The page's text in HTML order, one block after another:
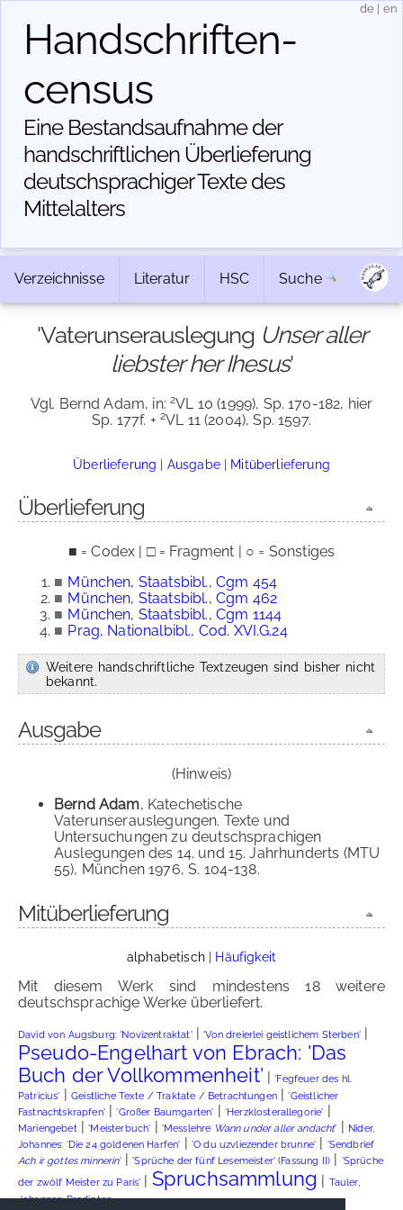
Handschriften­
census
Eine Bestandsaufnahme der
handschriftlichen Über­lieferung
deutschsprachiger Texte des
Mittelalters
de en
Verzeichnisse Literatur HSC Suche
'Vaterunserauslegung Unser aller
liebster her Ihesus'
Vgl. Bernd Adam, in:2VL 10 (1999), Sp. 170-182, hier
Sp. 177f. +2VL 11 (2004), Sp. 1597.
Überlieferung | Ausgabe| Mitüberlieferung
Überlieferung
■ = Codex | □ = Fragment | ○ = Sonstiges
■ München, Staatsbibl., Cgm 454
■ München, Staatsbibl., Cgm 462
■ München, Staatsbibl., Cgm 1144
■ Prag, Nationalbibl., Cod. XVI.G.24
Weitere handschriftliche Textzeugen sind bisher nicht
bekannt.
Ausgabe
(Hinweis)
Bernd Adam, Katechetische
Vaterunserauslegungen. Texte und
Untersuchungen zu deutschsprachigen
Auslegungen des 14. und 15. Jahrhunderts (MTU
55), München 1976, S. 104-138.
Mitüberlieferung
alphabetisch| Häufigkeit
Mit diesem Werk sind mindestens 18 weitere
deutschsprachige Werke überliefert.
David von Augsburg: 'Novizentraktat'|'Von dreierlei geistlichem Sterben'|
Pseudo-Engelhart von Ebrach: 'Das
Buch der Vollkommenheit' |'Fegfeuer des hl.
Patricius' |Geistliche Texte / Traktate / Betrachtungen|'Geistlicher
Fastnachtskrapfen'|'Großer Baumgarten' | 'Herzklosterallegorie' |
Mariengebet|'Meisterbuch' | 'Messlehre Wann under aller andacht' | Nider,
Johannes: 'Die 24 goldenen Harfen' | 'O du uzvliezender brunne' | 'Sendbrief
Ach ir gottes minnerin'|'Sprüche der fünf Lesemeister' (Fassung II) | 'Sprüche
der zwölf Meister zu Paris' | Spruchsammlung | Tauler,
Johannes: Predigten